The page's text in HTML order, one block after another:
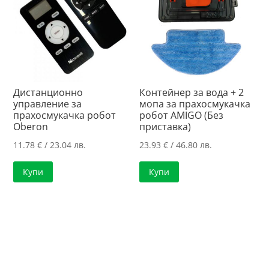
Дистанционно
управление за
прахосмукачка робот
Oberon
11.78€ / 23.04 лв.
Купи
Контейнер за вода + 2
мопа за прахосмукачка
робот AMIGO (Без
приставка)
23.93€ / 46.80 лв.
Купи